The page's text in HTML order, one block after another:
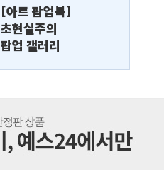
[아트 팝업북]
초현실주의
팝업 갤러리